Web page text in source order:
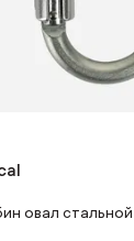
овал